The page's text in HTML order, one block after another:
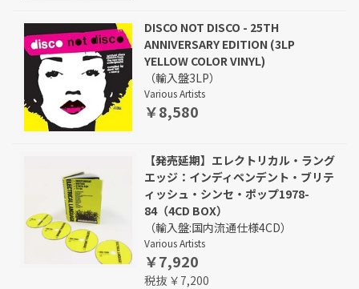
DISCO NOT DISCO - 25TH
ANNIVERSARY EDITION (3LP
YELLOW COLOR VINYL)
（輸入盤3LP）
Various Artists
￥8,580
【発売延期】エレクトリカル・ラング
エッジ：インディペンデント・ブリテ
ィッシュ・シンセ・ポップ1978-
84（4CD BOX）
（輸入盤:国内流通仕様4CD）
Various Artists
￥7,920
税抜 ￥7,200